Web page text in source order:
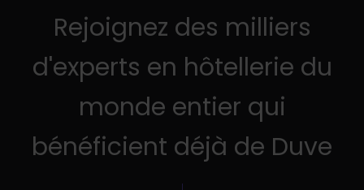
Rejoignez des milliers
d'experts en hôtellerie du
monde entier qui
bénéficient déjà de Duve